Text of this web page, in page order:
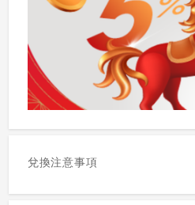
兌換注意事項